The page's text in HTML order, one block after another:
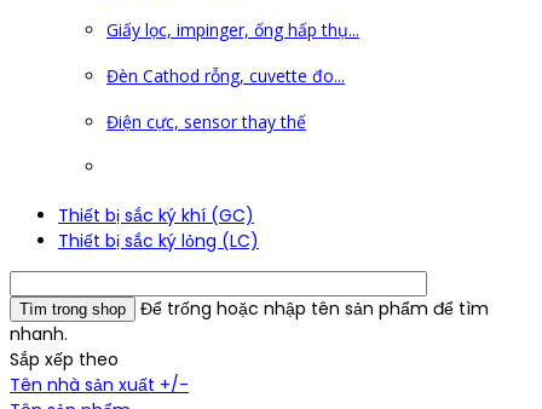
Giấy lọc, impinger, ống hấp thụ...
Đèn Cathod rỗng, cuvette đo...
Điện cực, sensor thay thế
Thiết bị sắc ký khí (GC)
Thiết bị sắc ký lỏng (LC)
Để trống hoặc nhập tên sản phẩm để tìm
nhanh.
Sắp xếp theo
Tên nhà sản xuất +/-